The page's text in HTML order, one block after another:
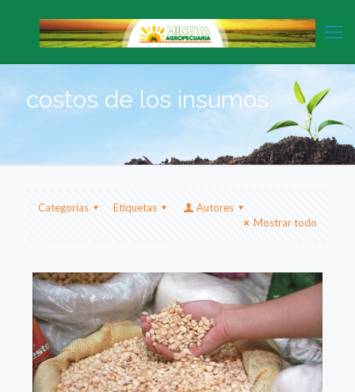
costos de los insumos
Categorias Etiquetas
Autores
Mostrar todo